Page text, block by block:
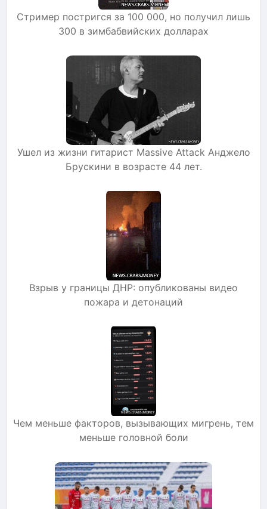
Стример постригся за 100 000, но получил лишь
300 в зимбабвийских долларах
Ушел из жизни гитарист Massive Attack Анджело
Брускини в возрасте 44 лет.
Взрыв у границы ДНР: опубликованы видео
пожара и детонаций
Чем меньше факторов, вызывающих мигрень, тем
меньше головной боли